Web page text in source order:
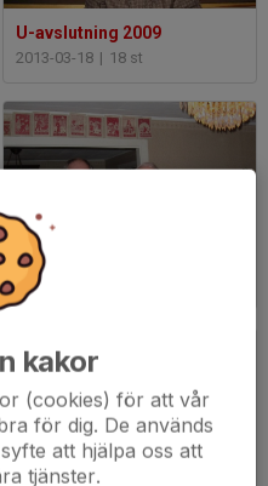
U-avslutning 2009
2013-03-18 | 18 st
Blandat
2013-03-18
kakor
(cookies) för att vår
för dig. De används
att hjälpa oss att
tjänster.